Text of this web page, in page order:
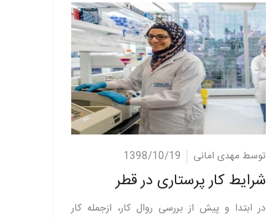
ادامه مطلب توسط مهدی امانی 1398/10/19
شرایط کار پرستاری در قطر
در ابتدا و پیش از بررسی روال کار، ازجمله کار